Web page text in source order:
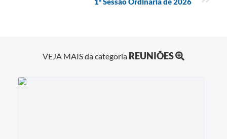
VEJA MAIS da categoria REUNIÕES